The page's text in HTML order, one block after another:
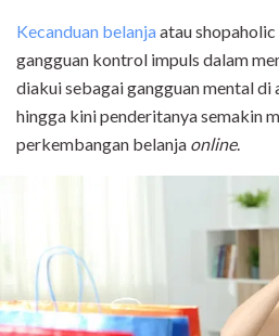
Kecanduan belanjaatau
gangguan kontrol impuls dalam
diakui sebagai gangguan mental di
hingga kini penderitanya semakin
perkembangan belanja online.